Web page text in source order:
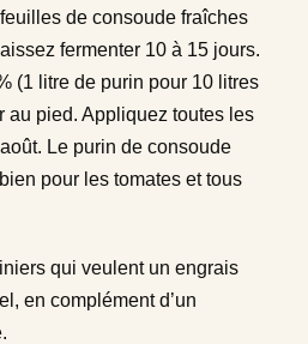
de consoude fraîches
fermenter 10 à 15 jours.
(1 litre de purin pour 10 litres
au pied. Appliquez toutes les
Le purin de consoude
pour les tomates et tous
qui veulent un engrais
en complément d’un